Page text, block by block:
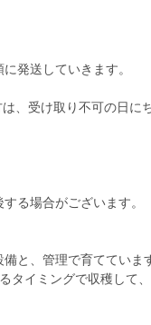
発送していきます。
、受け取り不可の日に
る場合がございます。
と、管理で育てていま
タイミングで収穫して